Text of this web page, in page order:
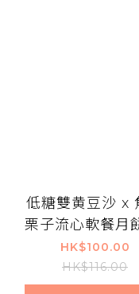
低糖雙黄豆沙 x
栗子流心軟餐月
盒兩件裝
HK$100.00
HK$116.00